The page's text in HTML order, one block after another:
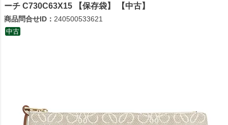
ーチ C730C63X15 【保存袋】 【中古】
商品問合せID： 240500533621
中古